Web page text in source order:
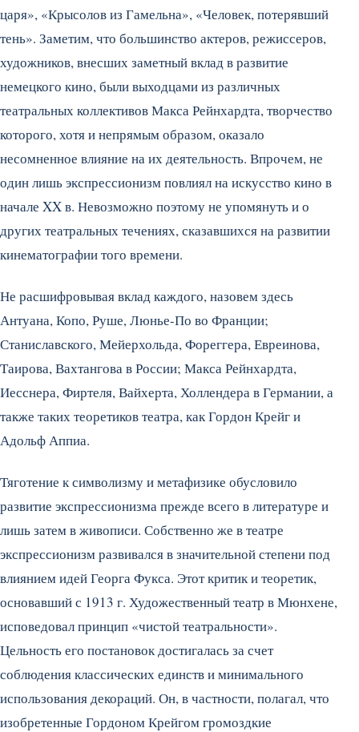
царя», «Крысолов из Гамельна», «Человек, потерявший
тень». Заметим, что большинство актеров, режиссеров,
художников, внесших заметный вклад в развитие
немецкого кино, были выходцами из различных
театральных коллективов Макса Рейнхардта, творчество
которого, хотя и непрямым образом, оказало
несомненное влияние на их деятельность. Впрочем, не
один лишь экспрессионизм повлиял на искусство кино в
начале XX в. Невозможно поэтому не упомянуть и о
других театральных течениях, сказавшихся на развитии
кинематографии того времени.
Не расшифровывая вклад каждого, назовем здесь
Антуана, Копо, Руше, Люнье-По во Франции;
Станиславского, Мейерхольда, Фореггера, Евреинова,
Таирова, Вахтангова в России; Макса Рейнхардта,
Иесснера, Фиртеля, Вайхерта, Холлендера в Германии, а
также таких теоретиков театра, как Гордон Крейг и
Адольф Аппиа.
Тяготение к символизму и метафизике обусловило
развитие экспрессионизма прежде всего в литературе и
лишь затем в живописи. Собственно же в театре
экспрессионизм развивался в значительной степени под
влиянием идей Георга Фукса. Этот критик и теоретик,
основавший с 1913 г. Художественный театр в Мюнхене,
исповедовал принцип «чистой театральности».
Цельность его постановок достигалась за счет
соблюдения классических единств и минимального
использования декораций. Он, в частности, полагал, что
изобретенные Гордоном Крейгом громоздкие